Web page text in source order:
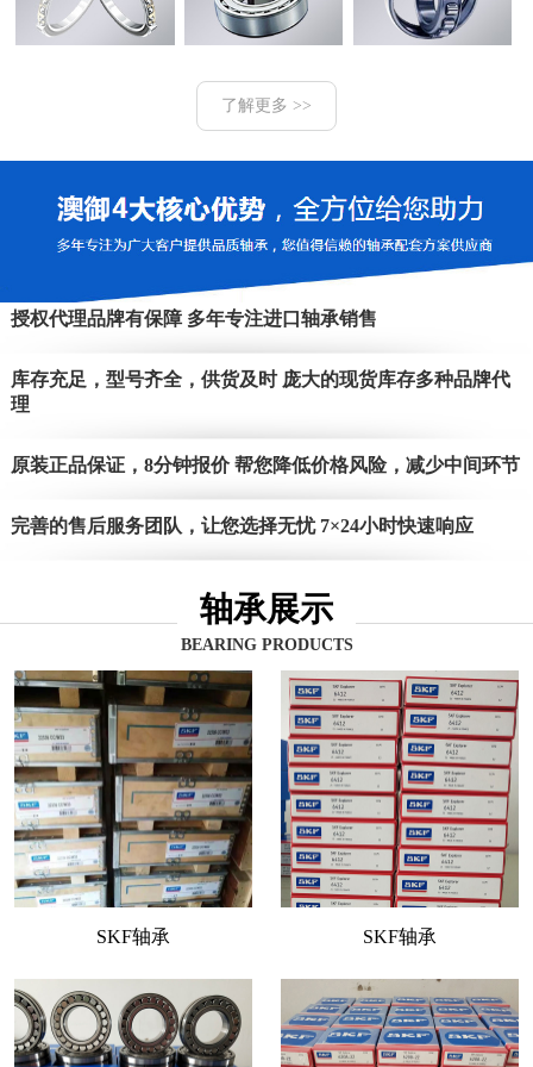
了解更多 >>
授权代理品牌有保障 多年专注进口轴承销售
库存充足，型号齐全，供货及时 庞大的现货库存多种品牌代
理
原装正品保证，8分钟报价 帮您降低价格风险，减少中间环节
完善的售后服务团队，让您选择无忧 7×24小时快速响应
轴承展示
BEARING PRODUCTS
SKF轴承 SKF轴承